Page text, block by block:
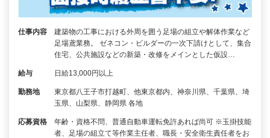
仕事内容
建築物の工事における外周を囲う足場の組立や解体作業など
足場鳶業務。 ゼネコン・ビルダーの一次下請けとして、集合
住宅、公共施設などの新築・改修をメインとした仮設…
給与 日給13,000円以上
勤務地
東京都八王子市打越町、他東京都内、神奈川県、千葉県、埼
玉県、山梨県、静岡県 各地
応募資格
年齢・資格不問、普通自動車運転免許あれば尚可 ※玉掛技能
者、足場の組立て等作業主任者、職長・安全衛生責任者をお